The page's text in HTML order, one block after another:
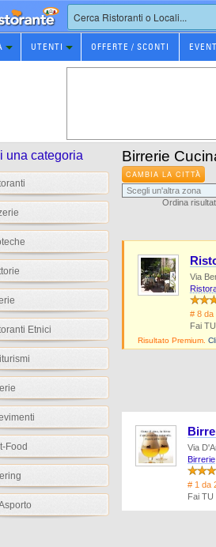
UTENTI OFFERTE / SCONTI
una categoria
Etnici
Food
Birrerie
CAMBIA LA CITTÀ
Ordina
Via
# 8 da
Fai
Risultato Premium.
Via
Birrerie
# 1 da
Fai TU